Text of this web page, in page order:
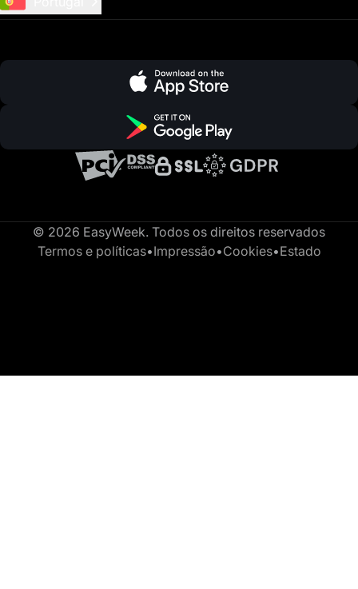
© 2026 EasyWeek. Todos os direitos reservados
Termos e políticas•Impressão•Cookies•Estado